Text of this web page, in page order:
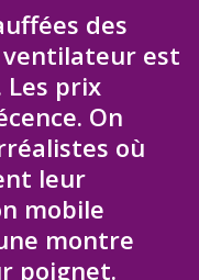
des
est
Les prix
On
où
leur
mobile
montre
poignet.